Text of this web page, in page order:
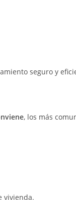
seguro y
, los más
vivienda.